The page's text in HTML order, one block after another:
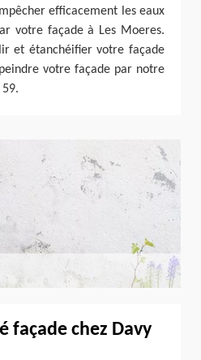
efficacement les eaux
votre façade à Les Moeres.
et étanchéifier votre façade
votre façade par notre
façade chez Davy